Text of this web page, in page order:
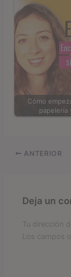
Cómo
papelería
ANTERIOR
Deja un
Tu dirección
Los campos